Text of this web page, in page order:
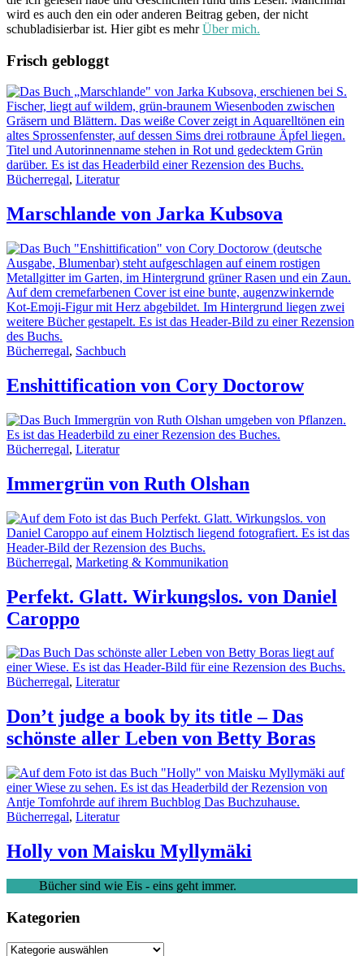
wird es auch den ein oder anderen Beitrag geben, der nicht
schubladisierbar ist. Hier gibt es mehrÜber mich.
Frisch gebloggt
Bücherregal, Literatur
Marschlande von Jarka Kubsova
Bücherregal, Sachbuch
Enshittification von Cory Doctorow
Bücherregal, Literatur
Immergrün von Ruth Olshan
Bücherregal, Marketing & Kommunikation
Perfekt. Glatt. Wirkungslos. von Daniel
Caroppo
Bücherregal, Literatur
Don’t judge a book by its title – Das
schönste aller Leben von Betty Boras
Bücherregal, Literatur
Holly von Maisku Myllymäki
Bücher sind wie Eis - eins geht immer.
Kategorien
Kategorien